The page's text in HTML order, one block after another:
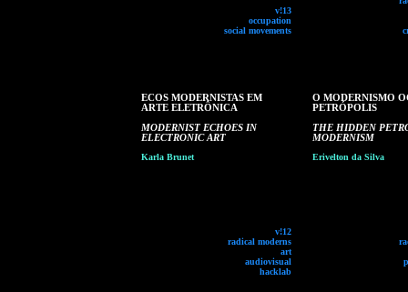
v!13
occupation
social movements
ECOS MODERNISTAS EM
ARTE ELETRÔNICA
MODERNIST ECHOES IN
ELECTRONIC ART
Karla Brunet
v!12
radical moderns
art
audiovisual
hacklab
O MODERNISMO
PETRÓPOLIS
THE HIDDEN
MODERNISM
Erivelton da Silva